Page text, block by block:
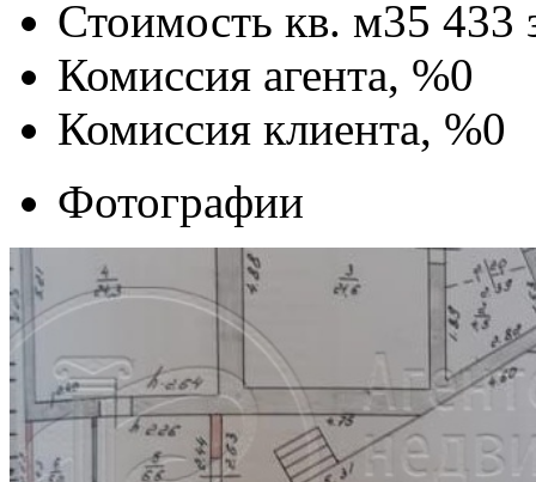
Стоимость кв. м35 433
Комиссия агента, %0
Комиссия клиента, %0
Фотографии